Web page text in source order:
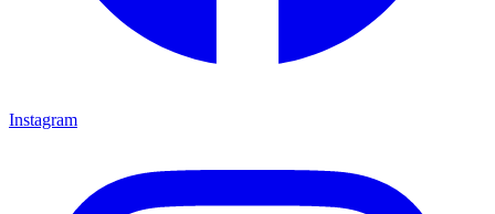
Instagram